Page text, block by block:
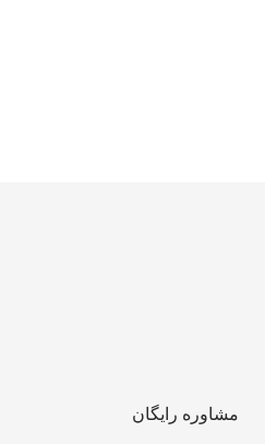
مشاوره رایگان